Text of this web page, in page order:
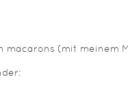
macarons (mit meinem